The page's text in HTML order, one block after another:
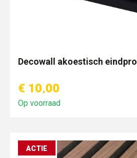
Decowall akoestisch
€ 10,00
Op voorraad
ACTIE